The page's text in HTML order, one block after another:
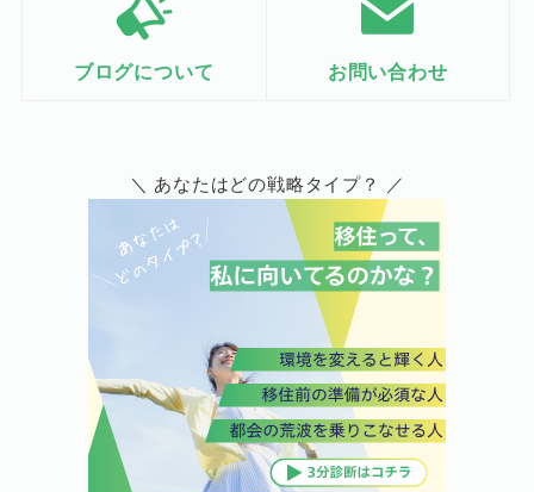
ブログについて お問い合わせ
＼ あなたはどの戦略タイプ？ ／